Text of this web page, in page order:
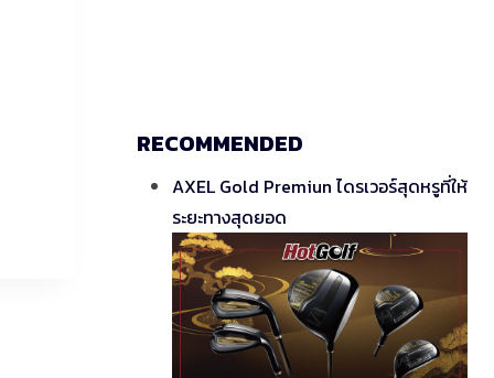
RECOMMENDED
AXEL Gold Premiun ไดรเวอร์สุดหรูที่ให้
ระยะทางสุดยอด